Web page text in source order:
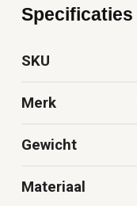
Specificaties
SKU
Merk
Gewicht
Materiaal